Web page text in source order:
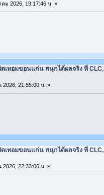
ม 2026, 19:17:46 น. »
ดเทอมขอนแก่น สนุกได้ผลจริง ที่ CLC,
2026, 21:55:00 น. »
ดเทอมขอนแก่น สนุกได้ผลจริง ที่ CLC,
2026, 22:33:06 น. »